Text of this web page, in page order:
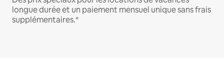
longue durée et un paiement mensuel unique sans frais
supplémentaires.*